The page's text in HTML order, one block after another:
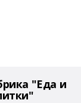
"Еда и